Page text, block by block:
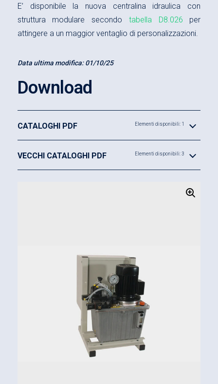
E’ disponibile la nuova centralina idraulica con
struttura modulare secondo tabella D8.026 per
attingere a un maggior ventaglio di personalizzazioni.
Data ultima modifica:01/10/25
Download
CATALOGHI PDF Elementi disponibili: 1
VECCHI CATALOGHI PDF Elementi disponibili: 3